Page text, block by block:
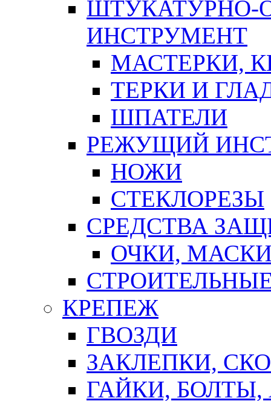
ШТУКАТУРНО-
ИНСТРУМЕНТ
МАСТЕРКИ,
ТЕРКИ И
ШПАТЕЛИ
РЕЖУЩИЙ
НОЖИ
СТЕКЛОРЕЗЫ
СРЕДСТВА
ОЧКИ,
КРЕПЕЖ
ГВОЗДИ
ЗАКЛЕПКИ,
ГАЙКИ,